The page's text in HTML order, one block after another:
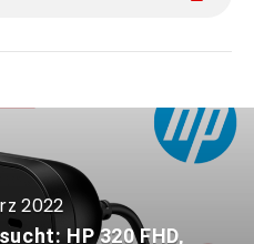
2022
HP 320 FHD,